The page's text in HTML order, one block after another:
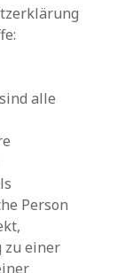
alle
Person
zu einer